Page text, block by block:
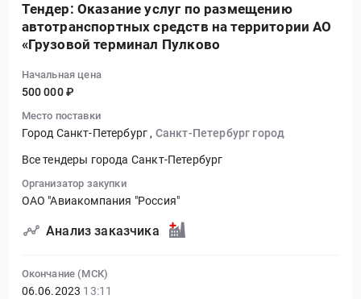
Тендер: Оказание услуг по размещению
автотранспортных средств на территории АО
«Грузовой терминал Пулково
Начальная цена
500 000 ₽
Место поставки
Город Санкт-Петербург , Санкт-Петербург город
Все тендеры города Санкт-Петербург
Организатор закупки
ОАО "Авиакомпания "Россия"
Анализ заказчика
Окончание (МСК)
06.06.2023 13:11